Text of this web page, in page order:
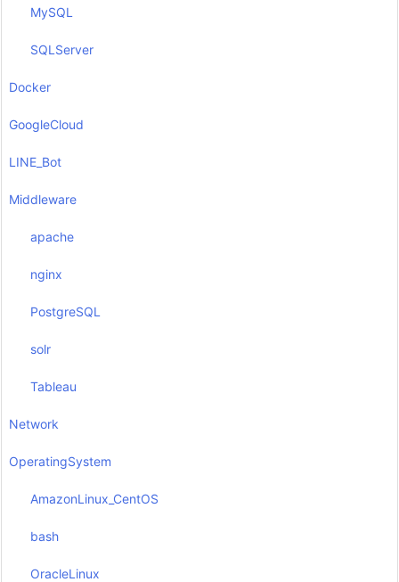
MySQL
SQLServer
Docker
GoogleCloud
LINE_Bot
Middleware
apache
nginx
PostgreSQL
solr
Tableau
Network
OperatingSystem
AmazonLinux_CentOS
bash
OracleLinux